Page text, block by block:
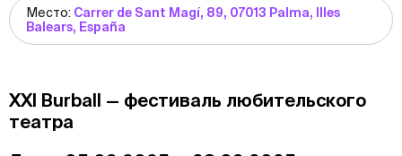
Место: Carrer de Sant Magí, 89, 07013 Palma, Illes
Balears, España
XXl Burball — фестиваль любительского
театра